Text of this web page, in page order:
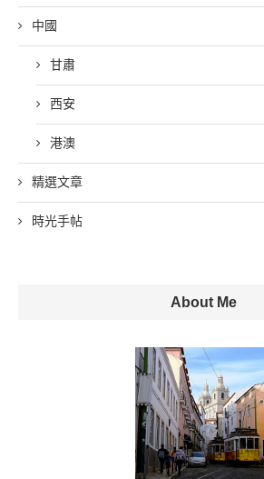
中國
甘肅
西安
港澳
精選文章
時光手帖
About Me